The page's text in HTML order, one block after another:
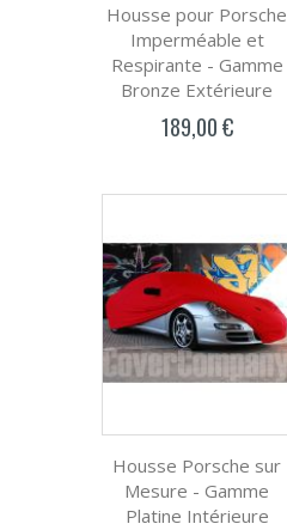
Housse pour Porsche
Imperméable et
Respirante - Gamme
Bronze Extérieure
189,00 €
Housse Porsche sur
Mesure - Gamme
Platine Intérieure